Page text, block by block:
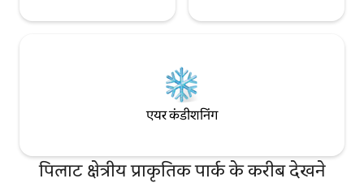
एयर कंडीशनिंग
पिलाट क्षेत्रीय प्राकृतिक पार्क के करीब देखने